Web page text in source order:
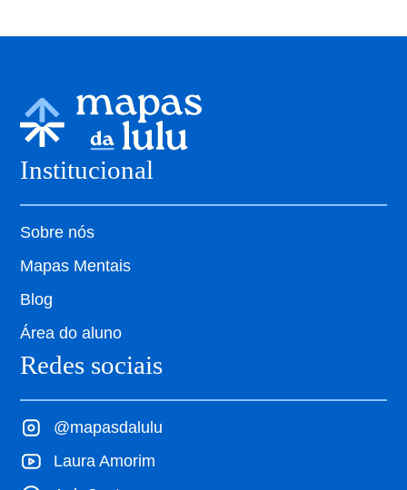
Institucional
Sobre nós
Mapas Mentais
Blog
Área do aluno
Redes sociais
@mapasdalulu
Laura Amorim